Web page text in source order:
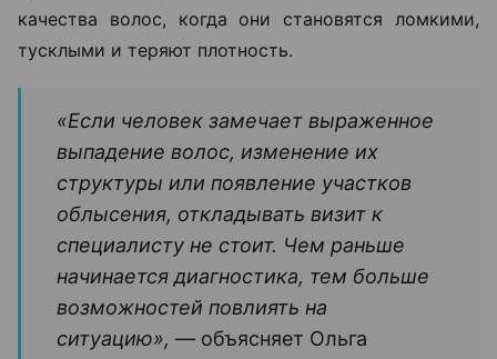
качества волос, когда они становятся ломкими,
тусклыми и теряют плотность.
«Если человек замечает выраженное
выпадение волос, изменение их
структуры или появление участков
облысения, откладывать визит к
специалисту не стоит. Чем раньше
начинается диагностика, тем больше
возможностей повлиять на
ситуацию», — объясняет Ольга